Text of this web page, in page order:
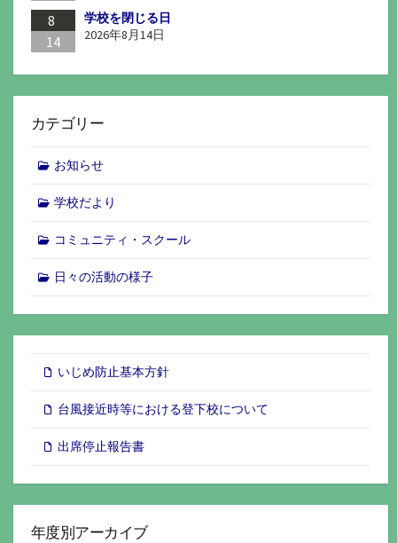
8
14
学校を閉じる日
2026年8月14日
カテゴリー
お知らせ
学校だより
コミュニティ・スクール
日々の活動の様子
いじめ防止基本方針
台風接近時等における登下校について
出席停止報告書
年度別アーカイブ